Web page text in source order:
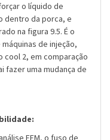
o líquido de
dentro da porca, e
na figura 9.5. É o
de injeção,
cool 2, em comparação
fazer uma mudança de
FEM, o fuso de